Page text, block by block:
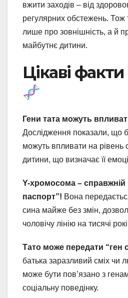
вжити заходів – від
регулярних обстежень. Тож
лише про зовнішність, а й
майбутнє дитини.
Цікаві
Гени тата можуть
Дослідження показали, що
можуть впливати на рівень
дитини, що визначає її
Y-хромосома – справжній
паспорт”! Вона
сина майже без змін,
чоловічу лінію на тисячі
Тато може передати “ген
батька заразливий сміх чи
може бути пов’язано з
соціальну поведінку.